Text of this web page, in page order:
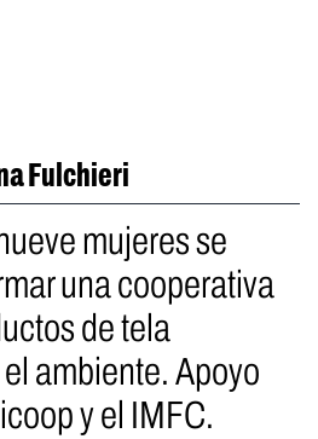
Fulchieri
mujeres se
una cooperativa
de tela
ambiente. Apoyo
y el IMFC.